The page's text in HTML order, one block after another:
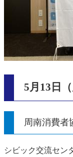
5月13日
周南消費者
シビック交流セン